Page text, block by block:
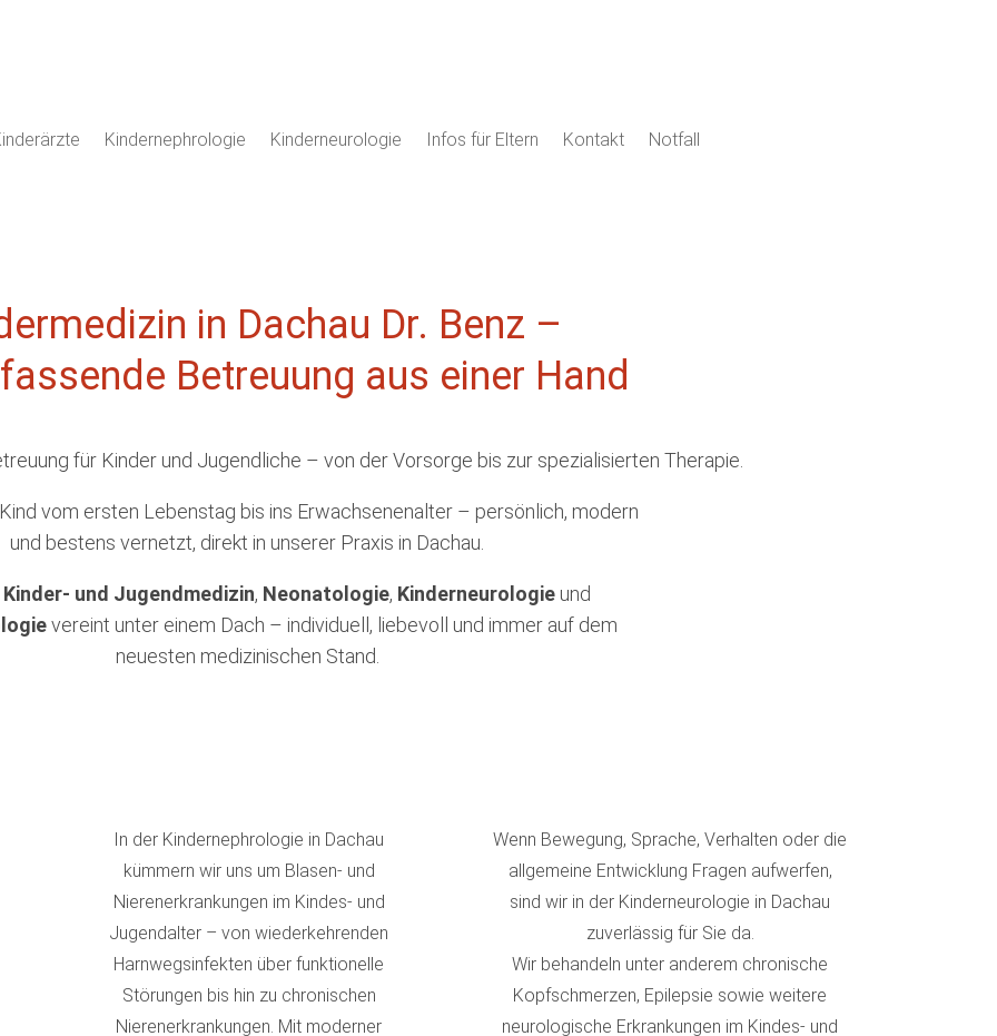
Kindernephrologie Kinderneurologie Infos für Eltern Kontakt Notfall
in Dachau Dr. Benz –
Betreuung aus einer Hand
für Kinder und Jugendliche – von der Vorsorge bis zur spezialisierten Therapie.
vom ersten Lebenstag bis ins Erwachsenenalter – persönlich, modern
und bestens vernetzt, direkt in unserer Praxis in Dachau.
Kinder- und Jugendmedizin, Neonatologie, Kinderneurologie und
vereint unter einem Dach – individuell, liebevoll und immer auf dem
neuesten medizinischen Stand.
In der Kindernephrologie in Dachau
kümmern wir uns um Blasen- und
Nierenerkrankungen im Kindes- und
Jugendalter – von wiederkehrenden
Harnwegsinfekten über funktionelle
Störungen bis hin zu chronischen
Nierenerkrankungen. Mit moderner
Wenn Bewegung, Sprache, Verhalten oder die
allgemeine Entwicklung Fragen aufwerfen,
sind wir in der Kinderneurologie in Dachau
zuverlässig für Sie da.
Wir behandeln unter anderem chronische
Kopfschmerzen, Epilepsie sowie weitere
neurologische Erkrankungen im Kindes- und